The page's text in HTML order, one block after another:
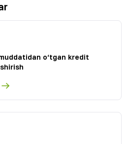
o‘tgan kredit